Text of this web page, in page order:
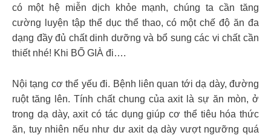
có một hệ miễn dịch khỏe mạnh, chúng ta cần tăng
cường luyện tập thể dục thể thao, có một chế độ ăn đa
dạng đầy đủ chất dinh dưỡng và bổ sung các vi chất cần
thiết nhé! Khi BỐ GIÀ đi….
Nội tạng cơ thể yếu đi. Bệnh liên quan tới dạ dày, đường
ruột tăng lên. Tính chất chung của axit là sự ăn mòn, ở
trong dạ dày, axit có tác dụng giúp cơ thể tiêu hóa thức
ăn, tuy nhiên nếu như dư axit dạ dày vượt ngưỡng quá